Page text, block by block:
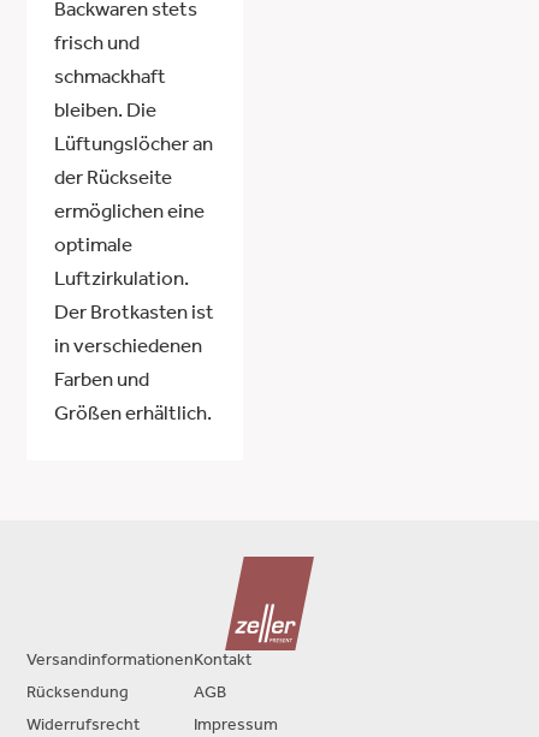
Backwaren stets
frisch und
schmackhaft
bleiben. Die
Lüftungslöcher an
der Rückseite
ermöglichen eine
optimale
Luftzirkulation.
Der Brotkasten ist
in verschiedenen
Farben und
Größen erhältlich.
Versandinformationen
Rücksendung
Widerrufsrecht
Kontakt
AGB
Impressum